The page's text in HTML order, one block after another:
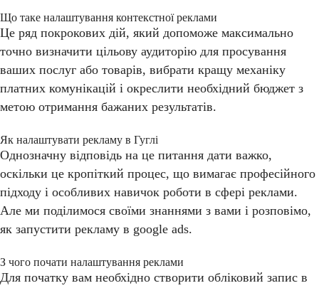
Що таке налаштування контекстної реклами
Це ряд покрокових дій, який допоможе максимально
точно визначити цільову аудиторію для просування
ваших послуг або товарів, вибрати кращу механіку
платних комунікацій і окреслити необхідний бюджет з
метою отримання бажаних результатів.
Як налаштувати рекламу в Гуглі
Однозначну відповідь на це питання дати важко,
оскільки це кропіткий процес, що вимагає професійного
підходу і особливих навичок роботи в сфері реклами.
Але ми поділимося своїми знаннями з вами і розповімо,
як запустити рекламу в google ads.
З чого почати налаштування реклами
Для початку вам необхідно створити обліковий запис в